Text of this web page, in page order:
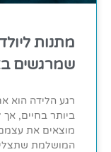
מתנות
שמרגשים
רגע הלידה הוא
ביותר בחיים, אך
מוצאים את
המושלמת